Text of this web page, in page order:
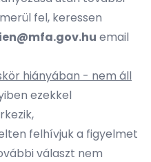
fel, keressen
email
hiányában - nem áll
ezekkel
felhívjuk a figyelmet
választ nem